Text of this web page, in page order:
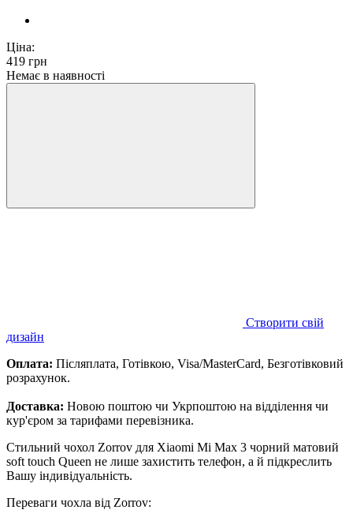
Ціна:
419 грн
Немає в наявності
Створити свій
дизайн
Оплата: Післяплата, Готівкою, Visa/MasterCard, Безготівковий
розрахунок.
Доставка: Новою поштою чи Укрпоштою на відділення чи
кур'єром за тарифами перевізника.
Стильний чохол Zorrov для Xiaomi Mi Max 3 чорний матовий
soft touch Queen не лише захистить телефон, а й підкреслить
Вашу індивідуальність.
Переваги чохла від Zorrov: